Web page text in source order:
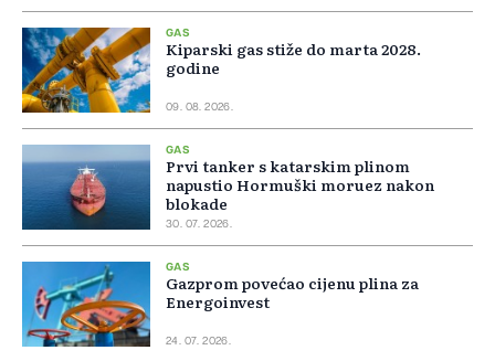
GAS
Kiparski gas stiže do marta 2028.
godine
09. 08. 2026.
GAS
Prvi tanker s katarskim plinom
napustio Hormuški moruez nakon
blokade
30. 07. 2026.
GAS
Gazprom povećao cijenu plina za
Energoinvest
24. 07. 2026.